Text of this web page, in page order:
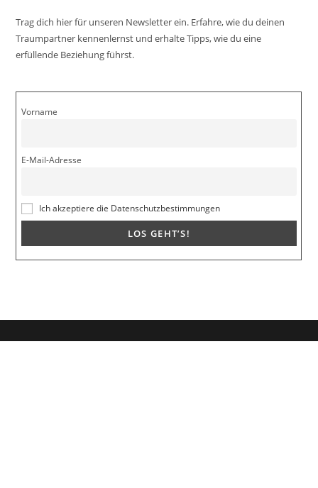
Trag dich hier für unseren Newsletter ein. Erfahre, wie du deinen
Traumpartner kennenlernst und erhalte Tipps, wie du eine
erfüllende Beziehung führst.
Vorname
E-Mail-Adresse
Ich akzeptiere die Datenschutzbestimmungen